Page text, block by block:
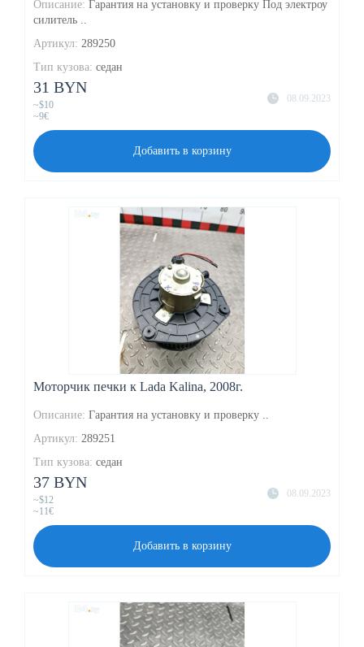
Описание: Гарантия на установку и проверку Под электроу
силитель ..
Артикул: 289250
Тип кузова: седан
08.09.2023
31 BYN
~$10
~9€
Добавить в корзину
Моторчик печки к Lada Kalina, 2008г.
Описание: Гарантия на установку и проверку ..
Артикул: 289251
Тип кузова: седан
08.09.2023
37 BYN
~$12
~11€
Добавить в корзину